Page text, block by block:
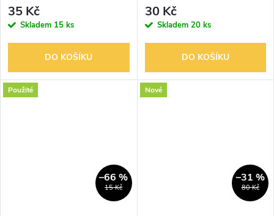
35 Kč
Skladem 15 ks
DO KOŠÍKU
30 Kč
Skladem 20 ks
DO KOŠÍKU
Použité
15 Kč
–66 %
Nové
80 Kč
–31 %